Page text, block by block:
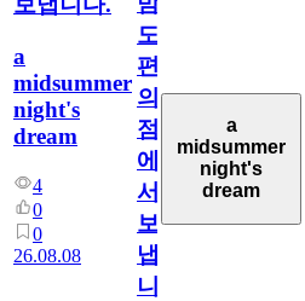
a
midsummer
night's
dream
4
0
0
26.08.08
도
편
의
점
에
서
보
냅
니
a
midsummer
night's
dream